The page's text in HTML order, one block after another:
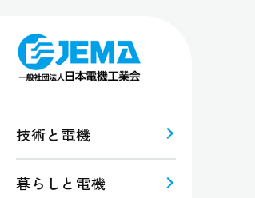
技術と電機
暮らしと電機